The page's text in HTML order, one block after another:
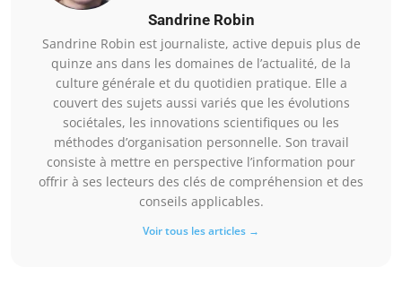
Sandrine Robin
Sandrine Robin est journaliste, active depuis plus de
quinze ans dans les domaines de l’actualité, de la
culture générale et du quotidien pratique. Elle a
couvert des sujets aussi variés que les évolutions
sociétales, les innovations scientifiques ou les
méthodes d’organisation personnelle. Son travail
consiste à mettre en perspective l’information pour
offrir à ses lecteurs des clés de compréhension et des
conseils applicables.
Voir tous les articles →